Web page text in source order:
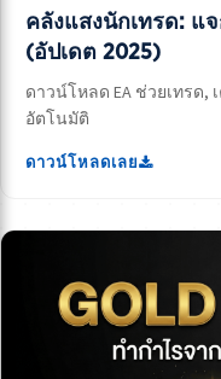
คลังแสงนักเทรด: แ
(อัปเดต 2025)
ดาวน์โหลด EA ช่วยเทรด,
อัตโนมัติ
ดาวน์โหลดเลย